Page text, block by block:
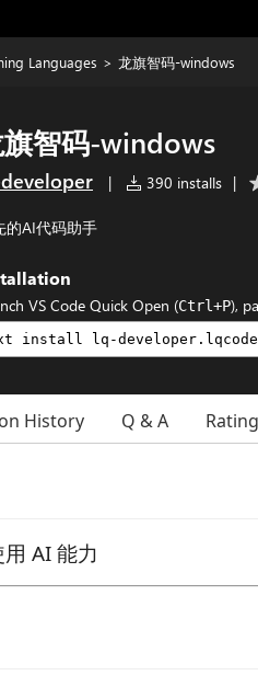
Languages > 龙旗智码-windows
智码-windows
| 390 installs |
的AI代码助手
VS Code Quick Open (Ctrl+P),
History Q & A
AI 能力